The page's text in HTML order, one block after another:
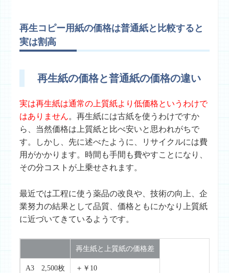
再生コピー用紙の価格は普通紙と比較すると
実は割高
再生紙の価格と普通紙の価格の違い
実は再生紙は通常の上質紙より低価格というわけで
はありません。再生紙には古紙を使うわけですか
ら、当然価格は上質紙と比べ安いと思われがちで
す。しかし、先に述べたように、リサイクルには費
用がかかります。時間も手間も費やすことになり、
その分コストが上乗せされます。
最近では工程に使う薬品の改良や、技術の向上、企
業努力の結果として品質、価格ともにかなり上質紙
に近づいてきているようです。
再生紙と上質紙の価格差
A3 2,500枚 ＋￥10